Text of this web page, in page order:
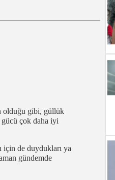
olduğu gibi, güllük
gücü çok daha iyi
için de duydukları ya
gündemde